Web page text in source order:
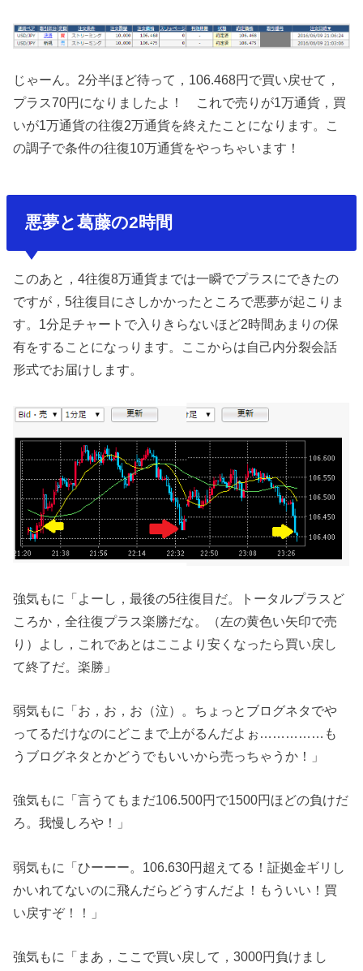
じゃーん。2分半ほど待って，106.468円で買い戻せて，
プラス70円になりましたよ！ これで売りが1万通貨，買
いが1万通貨の往復2万通貨を終えたことになります。こ
の調子で条件の往復10万通貨をやっちゃいます！
悪夢と葛藤の2時間
このあと，4往復8万通貨までは一瞬でプラスにできたの
ですが，5往復目にさしかかったところで悪夢が起こりま
す。1分足チャートで入りきらないほど2時間あまりの保
有をすることになっります。ここからは自己内分裂会話
形式でお届けします。
強気もに「よーし，最後の5往復目だ。トータルプラスど
ころか，全往復プラス楽勝だな。（左の黄色い矢印で売
り）よし，これであとはここより安くなったら買い戻し
て終了だ。楽勝」
弱気もに「お，お，お（泣）。ちょっとブログネタでや
ってるだけなのにどこまで上がるんだよぉ……………も
うブログネタとかどうでもいいから売っちゃうか！」
強気もに「言うてもまだ106.500円で1500円ほどの負けだ
ろ。我慢しろや！」
弱気もに「ひーーー。106.630円超えてる！証拠金ギリし
かいれてないのに飛んだらどうすんだよ！もういい！買
い戻すぞ！！」
強気もに「まあ，ここで買い戻して，3000円負けまし